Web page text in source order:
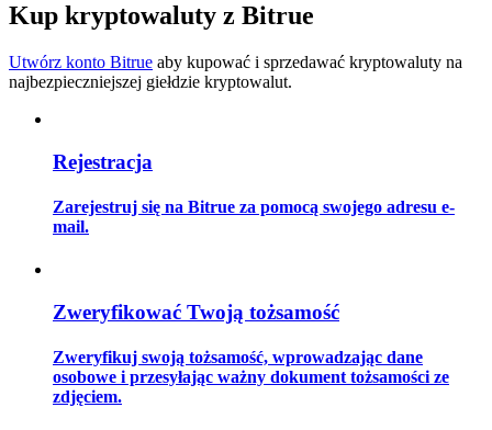
Analiza Big Data, w tym informacje handlowe itp.
Przewodnik
Kup kryptowaluty z Bitrue
Utwórz konto Bitrue aby kupować i sprzedawać kryptowaluty na
najbezpieczniejszej giełdzie kryptowalut.
Rejestracja
Zarejestruj się na Bitrue za pomocą swojego adresu e-
mail.
Zweryfikować Twoją tożsamość
Zweryfikuj swoją tożsamość, wprowadzając dane
osobowe i przesyłając ważny dokument tożsamości ze
zdjęciem.